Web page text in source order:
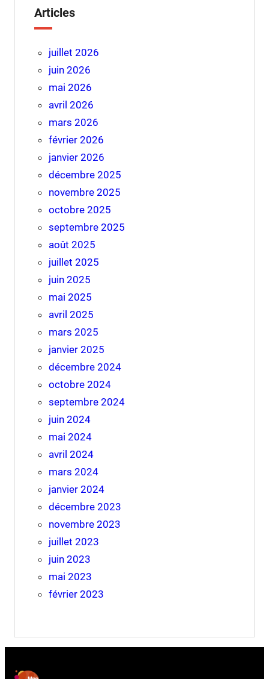
Articles
juillet 2026
juin 2026
mai 2026
avril 2026
mars 2026
février 2026
janvier 2026
décembre 2025
novembre 2025
octobre 2025
septembre 2025
août 2025
juillet 2025
juin 2025
mai 2025
avril 2025
mars 2025
janvier 2025
décembre 2024
octobre 2024
septembre 2024
juin 2024
mai 2024
avril 2024
mars 2024
janvier 2024
décembre 2023
novembre 2023
juillet 2023
juin 2023
mai 2023
février 2023